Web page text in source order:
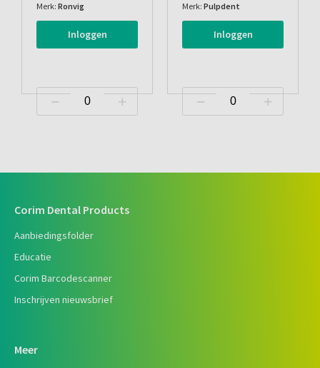
Merk: Ronvig
Inloggen
Merk: Pulpdent
Inloggen
Corim Dental Products
Aanbiedingsfolder
Educatie
Corim Barcodescanner
Inschrijven nieuwsbrief
Meer